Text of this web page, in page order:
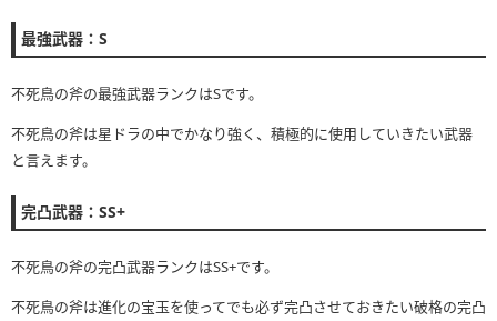
最強武器：S
不死鳥の斧の最強武器ランクはSです。
不死鳥の斧は星ドラの中でかなり強く、積極的に使用していきたい武器
と言えます。
完凸武器：SS+
不死鳥の斧の完凸武器ランクはSS+です。
不死鳥の斧は進化の宝玉を使ってでも必ず完凸させておきたい破格の完凸